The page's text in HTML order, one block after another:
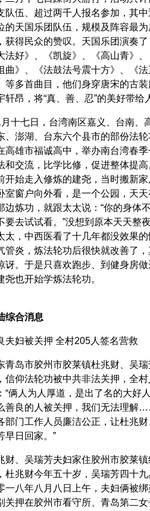
队伍、超过两千人报名参加，其中
的天国乐团队伍，规模及阵容最为
获得民众的赞叹。天国乐团演奏了
法好》、《凯旋》、《高山青》、
曲》、《法鼓法号震十方》、《法
等多首曲目，他们身穿唐宋的古装
轩昂，将“真、善、忍”的美好带给
十七日，台湾南区嘉义、台南、
、澎湖、台东六个县市的部份法
高雄市福诚高中，举办南台湾春
和交流，比学比修，促进整体提高
开始走入修炼的建尧，当时搬新家
室窗户向外看，是一个公园，天
边炼功，就跟太太说：“你的身体
要去试试看。”没想到原本天天整
太，中西医看了十几年都没效果的
管炎，炼法轮功后很快就改善了，
讶。于是只喜欢跑步、到健身房
尧也开始学炼法轮功。
综合消息
夫妇被关押 全村205人签名营救
青岛市胶州市胶莱镇杜兆财、吴瑞
信仰法轮功被中共非法关押，全村
“俩人为人厚道，是出了名的大
善良的人被关押，我们无法理解
部门工作人员廉洁公正，让杜兆财
早日回家。”
财、吴瑞芳夫妇家住胶州市胶莱镇
杜兆财今年五十岁，吴瑞芳四十九
一八年八月八日上午，夫妇俩被
关押在胶州市看守所、青岛第二女